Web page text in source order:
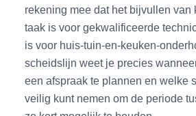
rekening mee dat het bijvullen van
taak is voor gekwalificeerde
is voor huis-tuin-en-keuken-
scheidslijn weet je precies
een afspraak te plannen en welke
veilig kunt nemen om de periode